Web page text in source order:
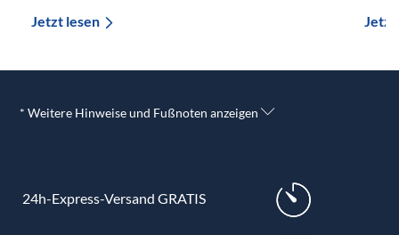
Jetzt lesen Jetzt
* Weitere Hinweise und Fußnoten anzeigen
24h-Express-Versand GRATIS